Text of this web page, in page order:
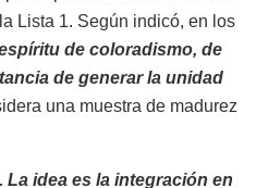
Lista 1. Según indicó, en los
de coloradismo, de
de generar la unidad
una muestra de madurez
idea es la integración en